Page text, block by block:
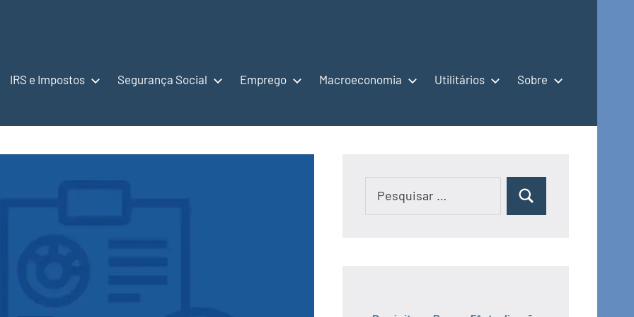
IRS e Impostos Segurança Social Emprego Macroeconomia Utilitários Sobre
Pesquisar